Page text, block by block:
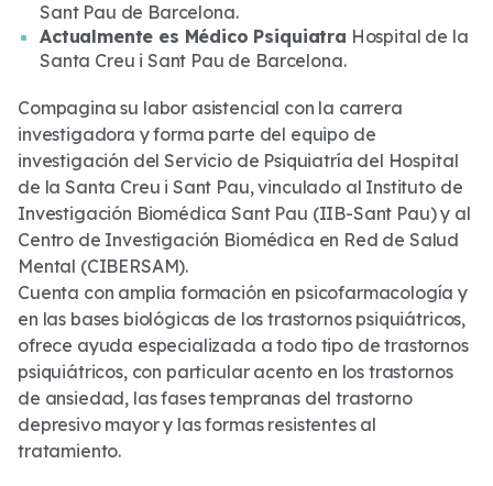
Sant Pau de Barcelona.
Actualmente es Médico Psiquiatra Hospital de la
Santa Creu i Sant Pau de Barcelona.
Compagina su labor asistencial con la carrera
investigadora y forma parte del equipo de
investigación del Servicio de Psiquiatría del Hospital
de la Santa Creu i Sant Pau, vinculado al Instituto de
Investigación Biomédica Sant Pau (IIB-Sant Pau) y al
Centro de Investigación Biomédica en Red de Salud
Mental (CIBERSAM).
Cuenta con amplia formación en psicofarmacología y
en las bases biológicas de los trastornos psiquiátricos,
ofrece ayuda especializada a todo tipo de trastornos
psiquiátricos, con particular acento en los trastornos
de ansiedad, las fases tempranas del trastorno
depresivo mayor y las formas resistentes al
tratamiento.